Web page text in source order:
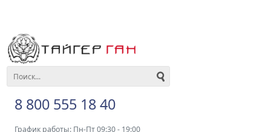
8 800 555 18 40
График работы: Пн-Пт 09:30 - 19:00